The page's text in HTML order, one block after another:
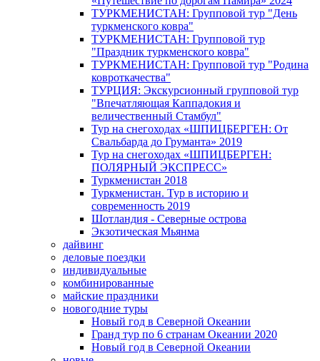
ТУРКМЕНИСТАН: Групповой тур "День
туркменского ковра"
ТУРКМЕНИСТАН: Групповой тур
"Праздник туркменского ковра"
ТУРКМЕНИСТАН: Групповой тур "Родина
ковроткачества"
ТУРЦИЯ: Экскурсионный групповой тур
"Впечатляющая Каппадокия и
величественный Стамбул"
Тур на снегоходах «ШПИЦБЕРГЕН: От
Свальбарда до Груманта» 2019
Тур на снегоходах «ШПИЦБЕРГЕН:
ПОЛЯРНЫЙ ЭКСПРЕСС»
Туркменистан 2018
Туркменистан. Тур в историю и
современность 2019
Шотландия - Северные острова
Экзотическая Мьянма
дайвинг
деловые поездки
индивидуальные
комбинированные
майские праздники
новогодние туры
Новый год в Северной Океании
Гранд тур по 6 странам Океании 2020
Новый год в Северной Океании